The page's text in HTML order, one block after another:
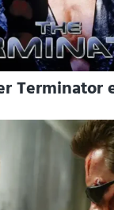
Terminator